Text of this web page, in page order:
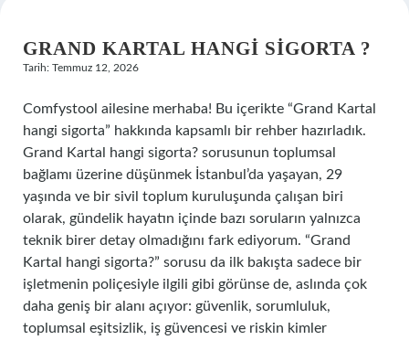
GRAND KARTAL HANGI SIGORTA ?
Tarih: Temmuz 12, 2026
Comfystool ailesine merhaba! Bu içerikte “Grand Kartal
hangi sigorta” hakkında kapsamlı bir rehber hazırladık.
Grand Kartal hangi sigorta? sorusunun toplumsal
bağlamı üzerine düşünmek İstanbul’da yaşayan, 29
yaşında ve bir sivil toplum kuruluşunda çalışan biri
olarak, gündelik hayatın içinde bazı soruların yalnızca
teknik birer detay olmadığını fark ediyorum. “Grand
Kartal hangi sigorta?” sorusu da ilk bakışta sadece bir
işletmenin poliçesiyle ilgili gibi görünse de, aslında çok
daha geniş bir alanı açıyor: güvenlik, sorumluluk,
toplumsal eşitsizlik, iş güvencesi ve riskin kimler